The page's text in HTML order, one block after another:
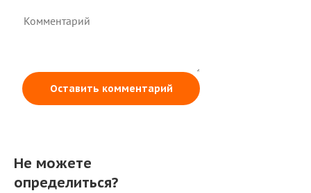
Оставить комментарий
Не можете
определиться?